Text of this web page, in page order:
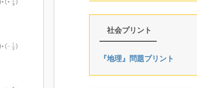
社会プリント
『地理』問題プリント